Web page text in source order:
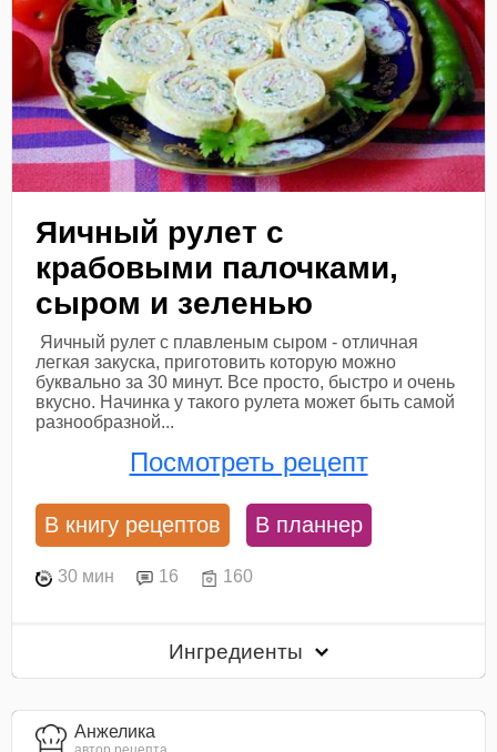
Яичный рулет с
крабовыми палочками,
сыром и зеленью
Яичный рулет с плавленым сыром - отличная
легкая закуска, приготовить которую можно
буквально за 30 минут. Все просто, быстро и очень
вкусно. Начинка у такого рулета может быть самой
разнообразной...
Посмотреть рецепт
В книгу рецептов В планнер
30 мин 16 160
Ингредиенты
Анжелика